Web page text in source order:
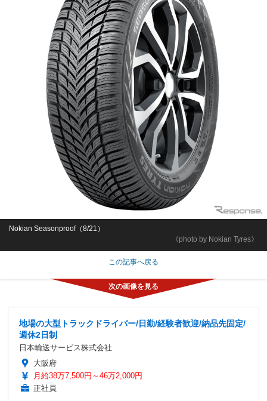
《photo by Nokian Tyres》
Nokian Seasonproof（8/21）
この記事へ戻る
地場の大型トラックドライバー/日勤/経験者歓迎/納品先固定/
週休2日制
日本輸送サービス株式会社
大阪府
月給38万7,500円～46万2,000円
正社員